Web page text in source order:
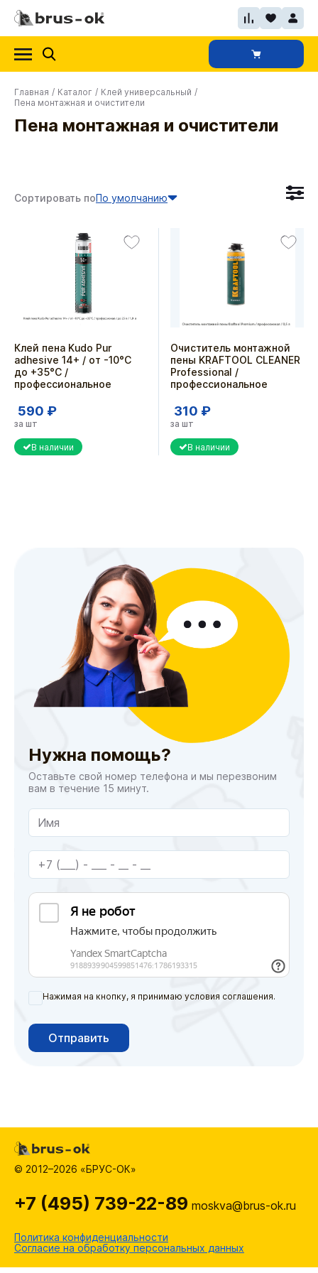
Главная / Каталог / Клей универсальный /
Пена монтажная и очистители
Пена монтажная и очистители
Сортировать поПо умолчанию
Клей пена Kudo Pur
adhesive 14+ / от -10°C
до +35°C /
профессиональное
590 ₽
за шт
В наличии
Очиститель монтажной
пены KRAFTOOL CLEANER
Professional /
профессиональное
310 ₽
за шт
В наличии
Нужна помощь?
Оставьте свой номер телефона и мы перезвоним
вам в течение 15 минут.
Нажимая на кнопку, я принимаю условия соглашения.
Отправить
© 2012–2026 «БРУС-ОК»
Политика конфиденциальности
Согласие на обработку персональных данных
+7 (495) 739-22-89 moskva@brus-ok.ru